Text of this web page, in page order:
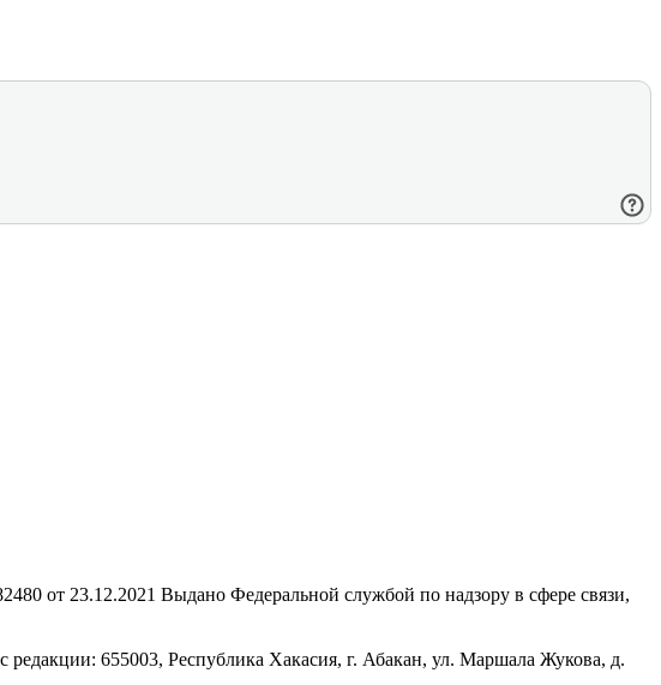
от 23.12.2021 Выдано Федеральной службой по надзору в сфере связи,
655003, Республика Хакасия, г. Абакан, ул. Маршала Жукова, д.